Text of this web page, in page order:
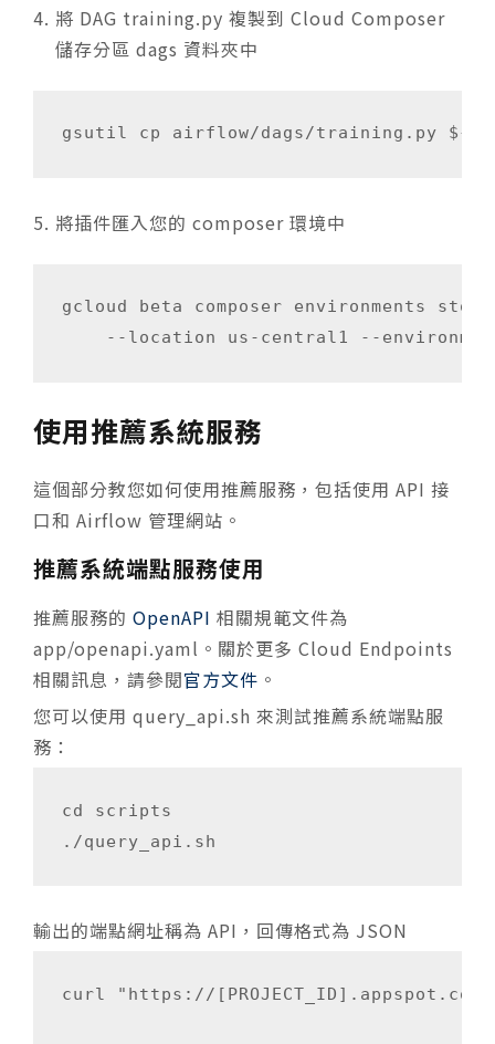
將 DAG training.py 複製到 Cloud Composer
儲存分區 dags 資料夾中
gsutil cp airflow/dags/training.py
將插件匯入您的 composer 環境中
gcloud beta composer environments
--location us-central1 --
使用推薦系統服務
這個部分教您如何使用推薦服務，包括使用 API 接
口和 Airflow 管理網站。
推薦系統端點服務使用
推薦服務的 OpenAPI 相關規範文件為
app/openapi.yaml 。關於更多 Cloud Endpoints
相關訊息，請參閱官方文件 。
您可以使用 query_api.sh 來測試推薦系統端點服
務：
cd scripts
輸出的端點網址稱為 API，回傳格式為 JSON
curl "https://[PROJECT_ID].appspot.com/